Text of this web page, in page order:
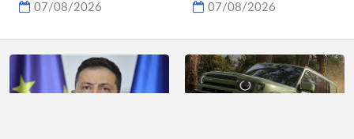
07/08/2026 07/08/2026